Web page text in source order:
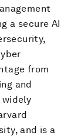
a secure AI
from
and
and is a